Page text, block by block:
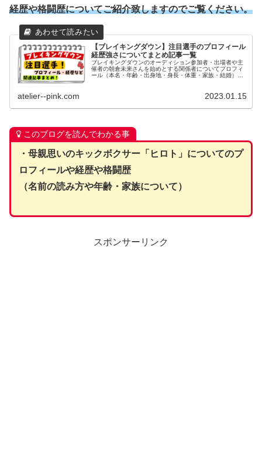
経歴や格闘歴についてご紹介致しますのでご覧ください。
【ブレイキングダウン】注目選手のプロフィール
経歴強さについてまとめ記事一覧
ブレイキングダウンのオーディション参加者・出場者や主
催者の朝倉未来さんを始めとする関係者についてプロフィ
ール（本名・年齢・出身地・身長・体重・家族・結婚）や
atelier--pink.com 2023.01.15
このブログを読んでわかる事
・母親思いのキックボクサー「ヒロト」についてのプ
ロフィールや経歴や格闘歴
（名前の読み方や年齢・家族について）
スポンサーリンク